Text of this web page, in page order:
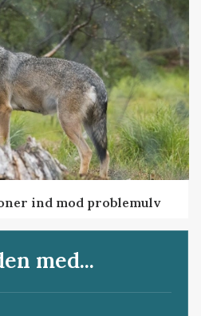
ind mod problemulv
med...